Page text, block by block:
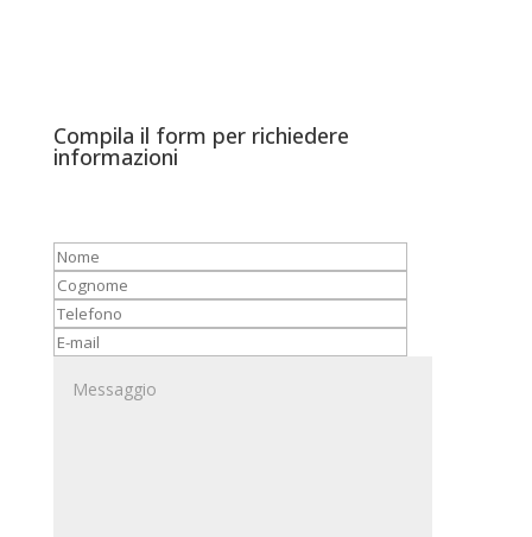
Compila il form per richiedere
informazioni